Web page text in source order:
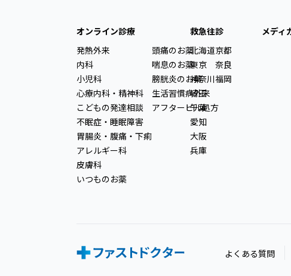
オンライン診療
発熱外来
内科
小児科
心療内科・精神科
こどもの発達相談
不眠症・睡眠障害
胃腸炎・腹痛・下痢
アレルギー科
皮膚科
いつものお薬
頭痛のお薬
喘息のお薬
膀胱炎のお薬
生活習慣病外来
アフターピル処方
救急往診
北海道
東京
神奈川
埼玉
千葉
愛知
大阪
兵庫
京都
奈良
福岡
メディ
よくある質問